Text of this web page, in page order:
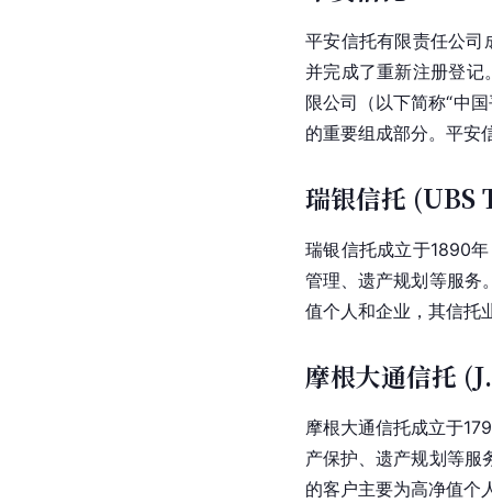
平安信托有限责任公司
并完成了重新注册登
限公司 （以下简称“中
的重要组成部分。平安
瑞银信托
瑞银信托成立于1890
管理、遗产规划等服务
值个人和企业，其信托
摩根大通信托
摩根大通信托成立于
产保护、遗产规划等服
的客户主要为高净值个